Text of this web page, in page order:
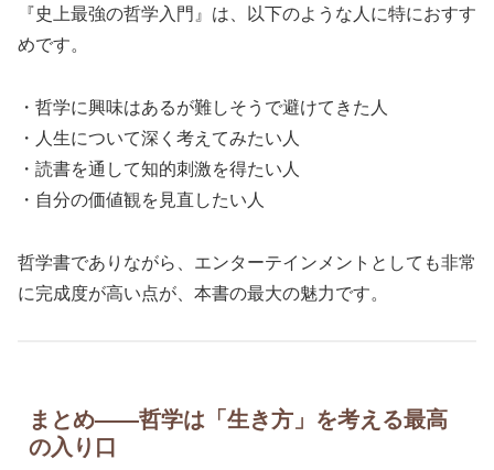
『史上最強の哲学入門』は、以下のような人に特におすす
めです。
・哲学に興味はあるが難しそうで避けてきた人
・人生について深く考えてみたい人
・読書を通して知的刺激を得たい人
・自分の価値観を見直したい人
哲学書でありながら、エンターテインメントとしても非常
に完成度が高い点が、本書の最大の魅力です。
まとめ――哲学は「生き方」を考える最高
の入り口